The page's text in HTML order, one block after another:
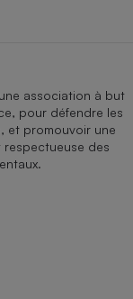
association à but
pour défendre les
et promouvoir une
des